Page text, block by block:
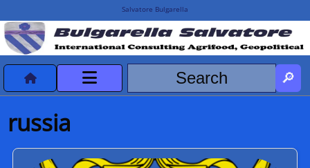
Salvatore Bulgarella
CVvCredits
HOME
russia